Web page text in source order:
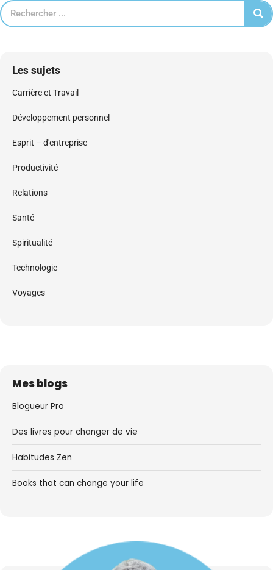
Les sujets
Carrière et Travail
Développement personnel
Esprit – d'entreprise
Productivité
Relations
Santé
Spiritualité
Technologie
Voyages
Mes blogs
Blogueur Pro
Des livres pour changer de vie
Habitudes Zen
Books that can change your life